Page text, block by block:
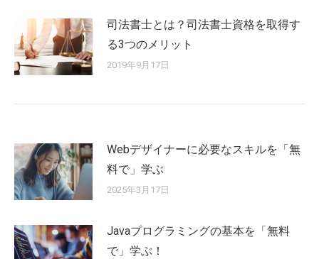
司法書士とは？司法書士資格を取得す
る3つのメリット
2019年9月17日
Webデザイナーに必要なスキルを「無
料で」学ぶ
2025年3月17日
Javaプログラミングの基本を「無料
で」学ぶ！